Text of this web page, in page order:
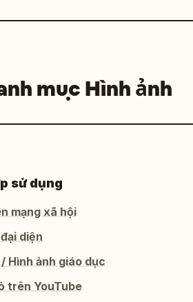
mục Hình ảnh
sử dụng
mạng xã hội
diện
Hình ảnh giáo dục
trên YouTube